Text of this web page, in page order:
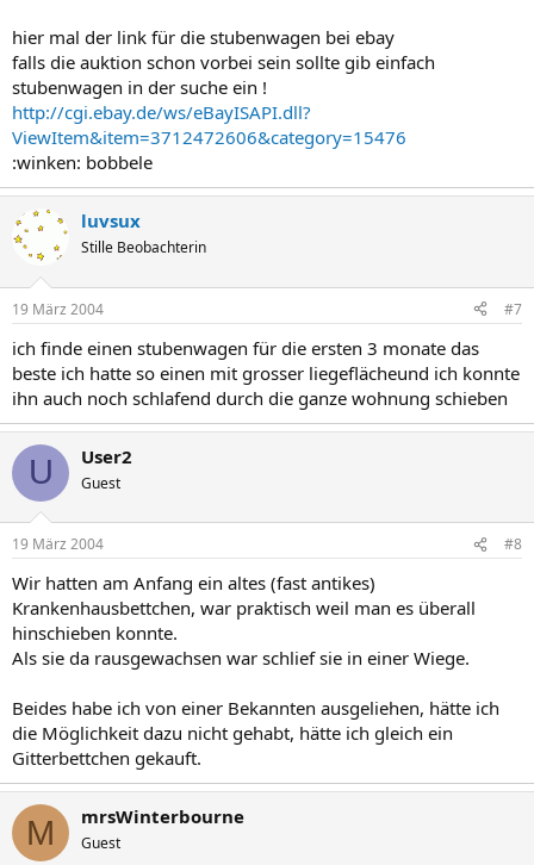
hier mal der link für die stubenwagen bei ebay
falls die auktion schon vorbei sein sollte gib einfach
stubenwagen in der suche ein !
http://cgi.ebay.de/ws/eBayISAPI.dll?
ViewItem&item=3712472606&category=15476
:winken: bobbele
luvsux
Stille Beobachterin
19 März 2004 #7
ich finde einen stubenwagen für die ersten 3 monate das
beste ich hatte so einen mit grosser liegeflächeund ich konnte
ihn auch noch schlafend durch die ganze wohnung schieben
U User2
Guest
19 März 2004 #8
Wir hatten am Anfang ein altes (fast antikes)
Krankenhausbettchen, war praktisch weil man es überall
hinschieben konnte.
Als sie da rausgewachsen war schlief sie in einer Wiege.
Beides habe ich von einer Bekannten ausgeliehen, hätte ich
die Möglichkeit dazu nicht gehabt, hätte ich gleich ein
Gitterbettchen gekauft.
M mrsWinterbourne
Guest